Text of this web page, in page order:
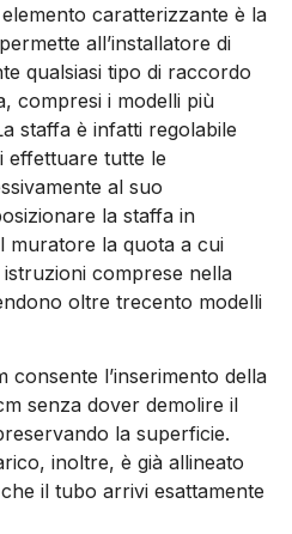
caratterizzante è la
all’installatore di
qualsiasi tipo di raccordo
compresi i modelli più
staffa è infatti regolabile
effettuare tutte le
al suo
la staffa in
muratore la quota a cui
comprese nella
oltre trecento modelli
consente l’inserimento della
senza dover demolire il
la superficie.
inoltre, è già allineato
il tubo arrivi esattamente